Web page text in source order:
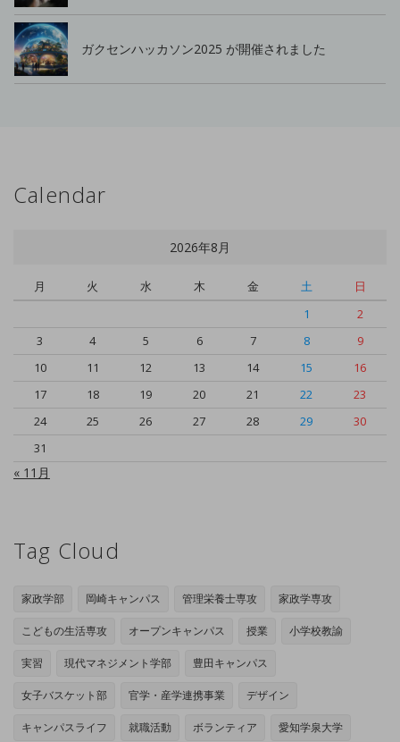
ガクセンハッカソン2025 が開催されました
Calendar
2026年8月
月 火 水 木 金 土
日
1
2
3
4 5 6 7 8
9
10
11 12 13 14 15
16
17
18 19 20 21 22
23
24
25 26 27 28 29
30
31
« 11月
Tag Cloud
家政学部 岡崎キャンパス 管理栄養士専攻 家政学専攻
こどもの生活専攻 オープンキャンパス 授業 小学校教諭
実習 現代マネジメント学部 豊田キャンパス
女子バスケット部 官学・産学連携事業 デザイン
キャンパスライフ 就職活動 ボランティア 愛知学泉大学